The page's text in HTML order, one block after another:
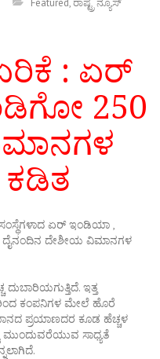
Featured,ರಾಷ್ಟ್ರ ನ್ಯೂಸ್
: ಏರ್‌
250
ಕಡಿತ
ಏರ್ ಇಂಡಿಯಾ ,
ದೇಶೀಯ ವಿಮಾನಗಳ
ದುಬಾರಿಯಗುತ್ತಿದೆ. ಇತ್ತ
ಕಂಪನಿಗಳ ಮೇಲೆ ಹೊರೆ
ಪ್ರಯಾಣದರ ಕೂಡ ಹೆಚ್ಚಳ
ಮುಂದುವರೆಯುವ ಸಾಧ್ಯತೆ